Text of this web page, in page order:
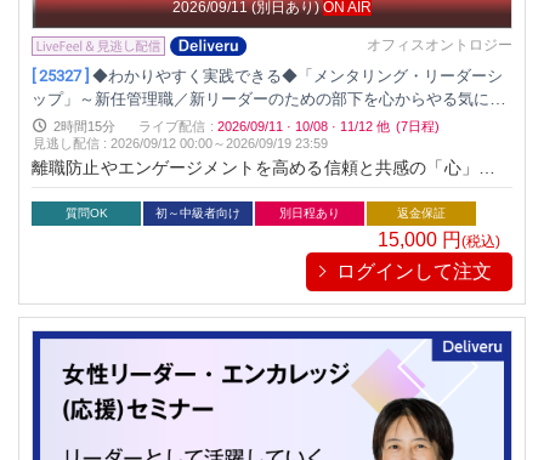
2026/09/11 (別日あり) ON AIR
オフィスオントロジー
[ 25327 ] ◆わかりやすく実践できる◆「メンタリング・リーダーシ
ップ」～新任管理職／新リーダーのための部下を心からやる気にし
て信頼されるリーダーシップ
2時間15分 ライブ配信 : 2026/09/11 · 10/08 · 11/12 他 (7日程)
見逃し配信 :2026/09/12 00:00～2026/09/19 23:59
離職防止やエンゲージメントを高める信頼と共感の「心」のリ
ーダーシップを学びませんか？ リーダーへの考え方を変えるだ
けで、部下はやる気に変わり、部やチームが心でつながりまと
質問OK 初～中級者向け 別日程あり 返金保証
15,000 円(税込)
ログインして注文